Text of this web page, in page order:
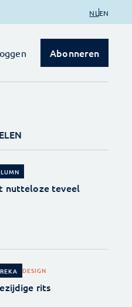
NL EN
Abonneren
nutteloze teveel
DESIGN
rits